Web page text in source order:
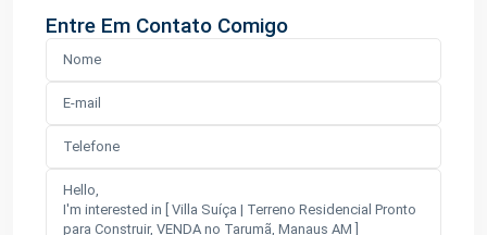
Entre Em Contato Comigo